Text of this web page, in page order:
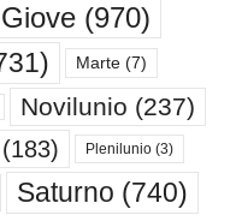
Giove (970)
Marte (7)
Novilunio (237)
(183) Plenilunio (3)
Saturno (740)